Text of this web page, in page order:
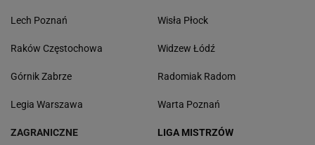
Lech Poznań
Raków Częstochowa
Górnik Zabrze
Legia Warszawa
Wisła Płock
Widzew Łódź
Radomiak Radom
Warta Poznań
ZAGRANICZNE LIGA MISTRZÓW